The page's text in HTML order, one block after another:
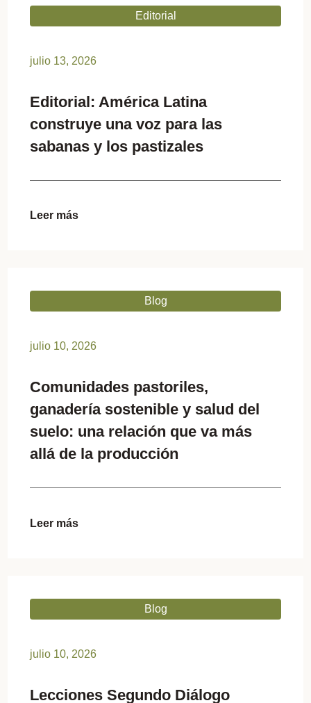
Editorial
julio 13, 2026
Editorial: América Latina
construye una voz para las
sabanas y los pastizales
Leer más
Blog
julio 10, 2026
Comunidades pastoriles,
ganadería sostenible y salud del
suelo: una relación que va más
allá de la producción
Leer más
Blog
julio 10, 2026
Lecciones Segundo Diálogo